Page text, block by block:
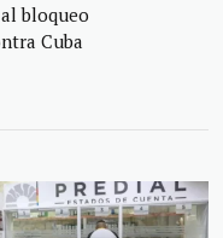
bloqueo
Cuba